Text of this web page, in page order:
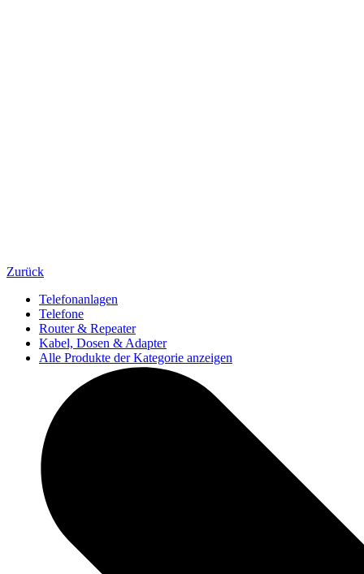
Zurück
Telefonanlagen
Telefone
Router & Repeater
Kabel, Dosen & Adapter
Alle Produkte der Kategorie anzeigen